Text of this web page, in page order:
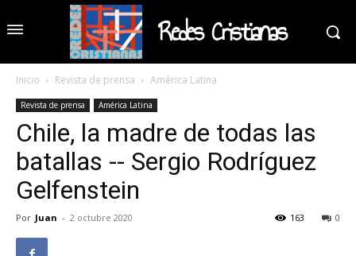
Redes Cristianas
Inicio Revista de prensa América Latina
Revista de prensa América Latina
Chile, la madre de todas las
batallas -- Sergio Rodríguez
Gelfenstein
Por Juan - 2 octubre 2020 0
163